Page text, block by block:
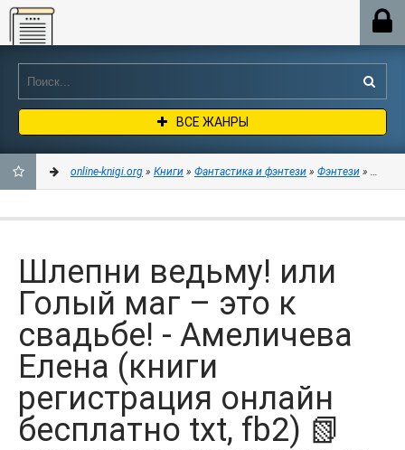
Online-knigi.org
ВСЕ ЖАНРЫ
ЗАКЛАДКИ
online-knigi.org » Книги » Фантастика и фэнтези » Фэнтези »
Шлепни ведьму! или
Голый маг – это к
свадьбе! - Амеличева
Елена (книги
регистрация онлайн
бесплатно txt, fb2) 📗